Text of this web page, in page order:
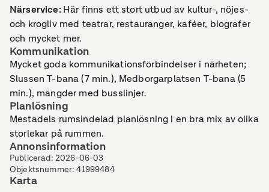
Närservice:Här finns ett stort utbud av kultur-, nöjes-
och krogliv med teatrar, restauranger, kaféer, biografer
och mycket mer.
Kommunikation
Mycket goda kommunikationsförbindelser i närheten;
Slussen T-bana (7 min.), Medborgarplatsen T-bana (5
min.), mängder med busslinjer.
Planlösning
Mestadels rumsindelad planlösning i en bra mix av olika
storlekar på rummen.
Annonsinformation
Publicerad: 2026-06-03
Objektsnummer:41999484
Karta